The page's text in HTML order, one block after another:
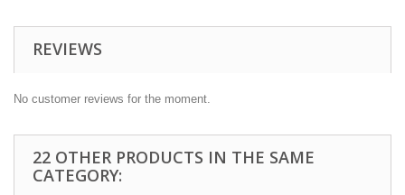
REVIEWS
No customer reviews for the moment.
22 OTHER PRODUCTS IN THE SAME
CATEGORY: